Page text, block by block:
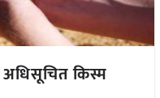
किस्म